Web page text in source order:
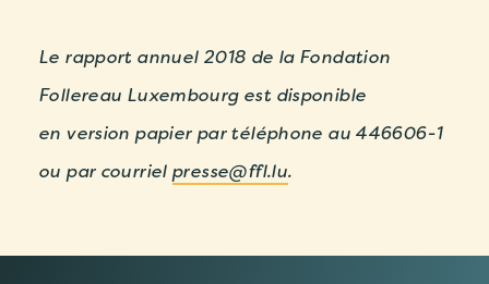
Le rapport annuel 2018 de la Fondation
Follereau Luxembourg est disponible
en version papier par téléphone au 446606-1
ou par courrielpresse@ffl.lu.